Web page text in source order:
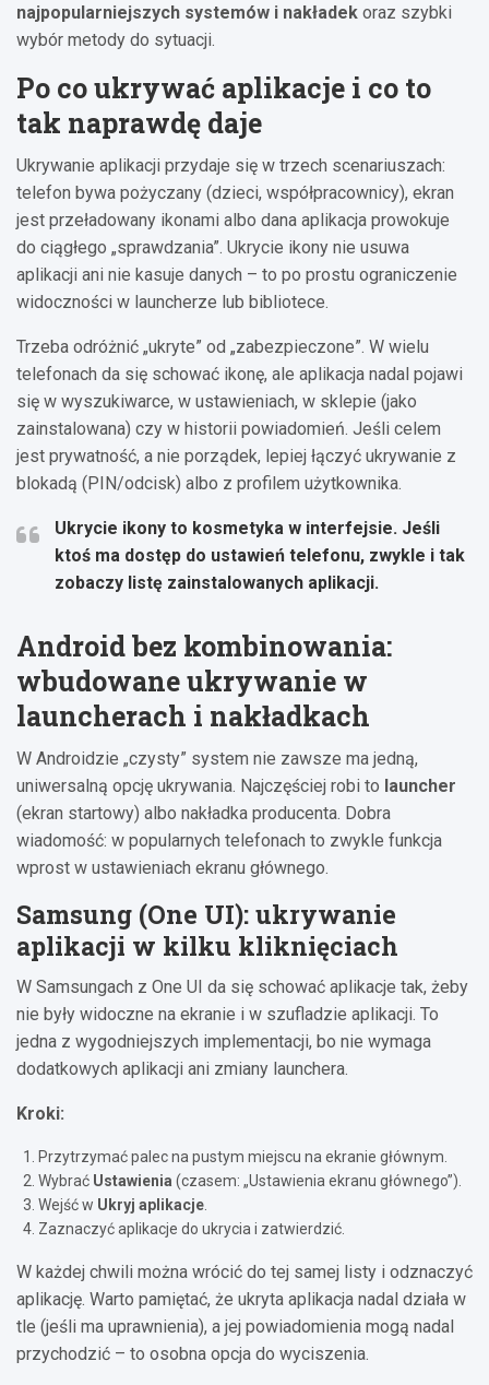
najpopularniejszych systemów i nakładek oraz szybki
wybór metody do sytuacji.
Po co ukrywać aplikacje i co to
tak naprawdę daje
Ukrywanie aplikacji przydaje się w trzech scenariuszach:
telefon bywa pożyczany (dzieci, współpracownicy), ekran
jest przeładowany ikonami albo dana aplikacja prowokuje
do ciągłego „sprawdzania”. Ukrycie ikony nie usuwa
aplikacji ani nie kasuje danych – to po prostu ograniczenie
widoczności w launcherze lub bibliotece.
Trzeba odróżnić „ukryte” od „zabezpieczone”. W wielu
telefonach da się schować ikonę, ale aplikacja nadal pojawi
się w wyszukiwarce, w ustawieniach, w sklepie (jako
zainstalowana) czy w historii powiadomień. Jeśli celem
jest prywatność, a nie porządek, lepiej łączyć ukrywanie z
blokadą (PIN/odcisk) albo z profilem użytkownika.
Ukrycie ikony to kosmetyka w interfejsie. Jeśli
ktoś ma dostęp do ustawień telefonu, zwykle i tak
zobaczy listę zainstalowanych aplikacji.
Android bez kombinowania:
wbudowane ukrywanie w
launcherach i nakładkach
W Androidzie „czysty” system nie zawsze ma jedną,
uniwersalną opcję ukrywania. Najczęściej robi to launcher
(ekran startowy) albo nakładka producenta. Dobra
wiadomość: w popularnych telefonach to zwykle funkcja
wprost w ustawieniach ekranu głównego.
Samsung (One UI): ukrywanie
aplikacji w kilku kliknięciach
W Samsungach z One UI da się schować aplikacje tak, żeby
nie były widoczne na ekranie i w szufladzie aplikacji. To
jedna z wygodniejszych implementacji, bo nie wymaga
dodatkowych aplikacji ani zmiany launchera.
Kroki:
Przytrzymać palec na pustym miejscu na ekranie głównym.
Wybrać Ustawienia (czasem: „Ustawienia ekranu głównego”).
Wejść w Ukryj aplikacje
Zaznaczyć aplikacje do ukrycia i zatwierdzić.
W każdej chwili można wrócić do tej samej listy i odznaczyć
aplikację. Warto pamiętać, że ukryta aplikacja nadal działa w
tle (jeśli ma uprawnienia), a jej powiadomienia mogą nadal
przychodzić – to osobna opcja do wyciszenia.